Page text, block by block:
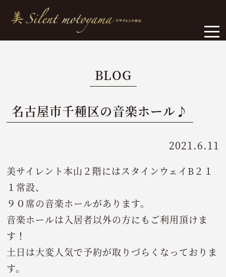
BLOG
名古屋市千種区の音楽ホール♪
2021.6.11
美サイレント本山２階にはスタインウェイB２１
１常設、
９０席の音楽ホールがあります。
音楽ホールは入居者以外の方にもご利用頂けま
す！
土日は大変人気で予約が取りづらくなっておりま
す。